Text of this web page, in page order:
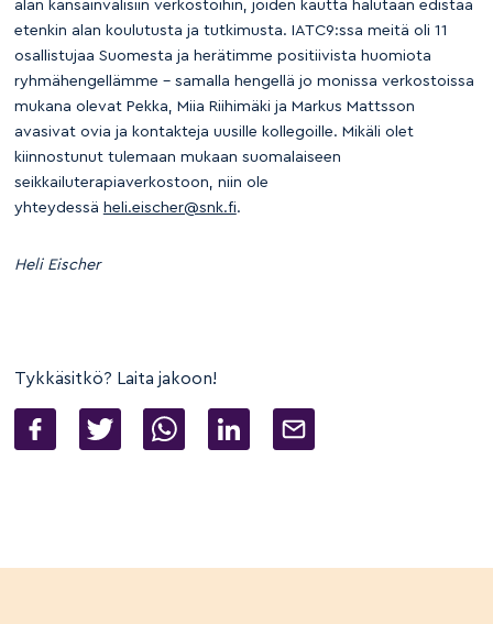
alan kansainvälisiin verkostoihin, joiden kautta halutaan edistää
etenkin alan koulutusta ja tutkimusta. IATC9:ssa meitä oli 11
osallistujaa Suomesta ja herätimme positiivista huomiota
ryhmähengellämme – samalla hengellä jo monissa verkostoissa
mukana olevat Pekka, Miia Riihimäki ja Markus Mattsson
avasivat ovia ja kontakteja uusille kollegoille. Mikäli olet
kiinnostunut tulemaan mukaan suomalaiseen
seikkailuterapiaverkostoon, niin ole
yhteydessä heli.eischer@snk.fi.
Heli Eischer
Tykkäsitkö? Laita jakoon!